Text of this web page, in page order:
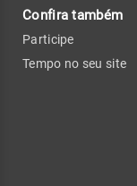
Confira também
Participe
Tempo no seu site